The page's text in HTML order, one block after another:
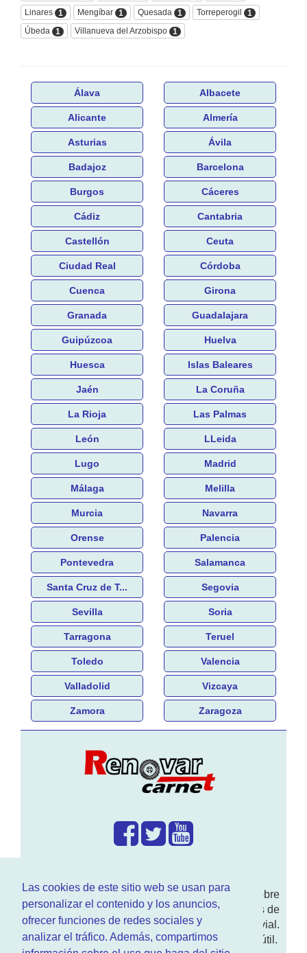
Las cookies de este sitio web se usan para
personalizar el contenido y los anuncios,
ofrecer funciones de redes sociales y
analizar el tráfico. Además, compartimos
Linares 1 Mengíbar 1 Quesada 1 Torreperogil
1
Úbeda
1 Villanueva del Arzobispo 1
Álava Albacete
Alicante Almería
Asturias Ávila
Badajoz Barcelona
Burgos Cáceres
Cádiz Cantabria
Castellón Ceuta
Ciudad Real Córdoba
Cuenca Girona
Granada Guadalajara
Guipúzcoa Huelva
Huesca Islas Baleares
Jaén La Coruña
La Rioja Las Palmas
León LLeida
Lugo Madrid
Málaga Melilla
Murcia Navarra
Orense Palencia
Pontevedra Salamanca
Santa Cruz de T... Segovia
Sevilla Soria
Tarragona Teruel
Toledo Valencia
Valladolid Vizcaya
Zamora Zaragoza
Enwww.RenovarCarnet.comTe contamos sobre
larenovación del permisode conducir, noticias de
actualidad motor y sobre todo seguridad vial.
Ademas tenemos todo tipo de información DGT útil.